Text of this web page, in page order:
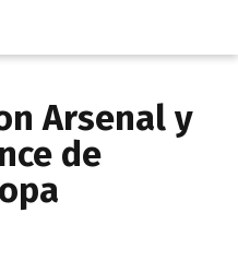
Arsenal y
de